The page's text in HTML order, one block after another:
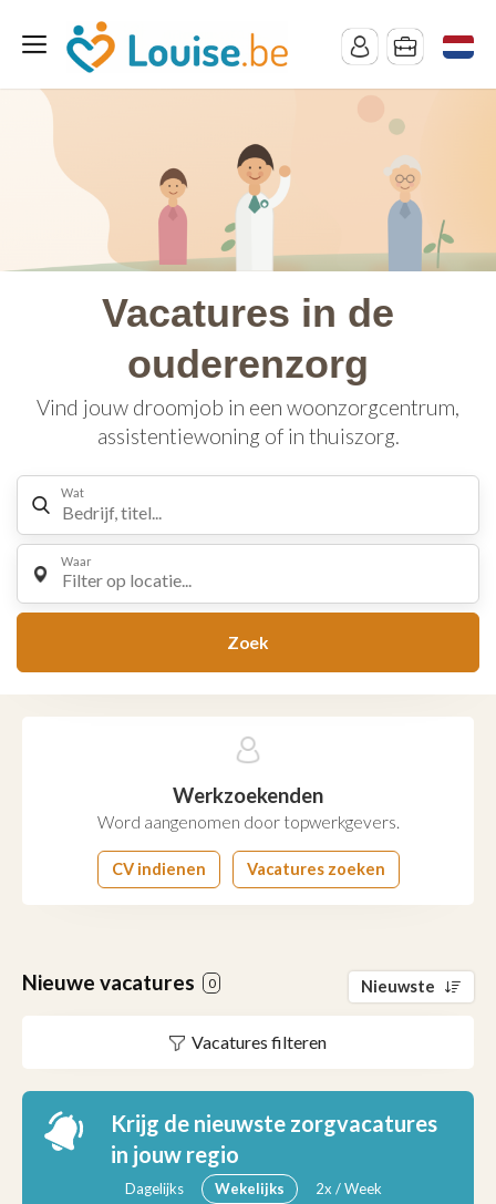
Vacatures in de
ouderenzorg
Vind jouw droomjob in een woonzorgcentrum,
assistentiewoning of in thuiszorg.
Wat
Waar
Filter op locatie...
Zoek
Werkzoekenden
Word aangenomen door topwerkgevers.
CV indienen Vacatures zoeken
Nieuwe vacatures 0 Nieuwste
Vacatures filteren
Krijg de nieuwste zorgvacatures
in jouw regio
Dagelijks Wekelijks 2x / Week